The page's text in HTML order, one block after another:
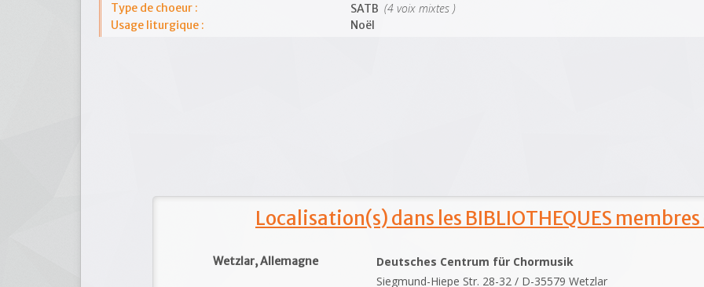
Type de choeur :
SATB (4 voix mixtes )
Usage liturgique : Noël
Localisation(s) dans les BIBLIOTHEQUES membres
Wetzlar, Allemagne
Deutsches Centrum für Chormusik
Siegmund-Hiepe Str. 28-32 / D-35579 Wetzlar